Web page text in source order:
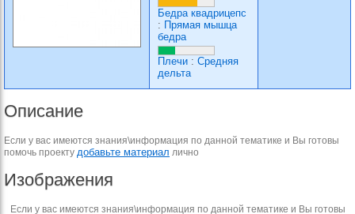
Бедра квадрицепс
: Прямая мышца
бедра
Плечи : Средняя
дельта
Описание
Если у вас имеются знания\информация по данной тематике и Вы готовы
помочь проекту добавьте материал лично
Изображения
Если у вас имеются знания\информация по данной тематике и Вы готовы